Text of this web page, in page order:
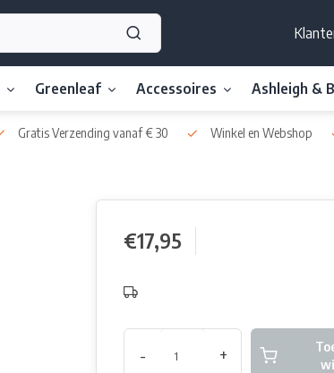
Greenleaf Accessoires Ashleigh &
Gratis Verzending vanaf € 30 Winkel en Webshop
€17,95
- +